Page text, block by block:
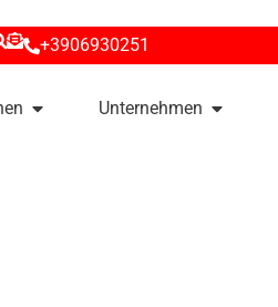
+3906930251
Unternehmen